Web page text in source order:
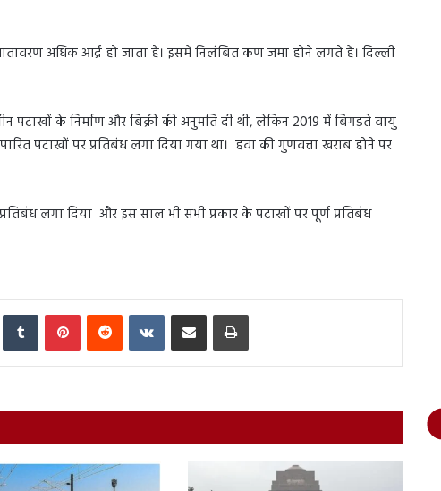
अधिक आर्द्र हो जाता है। इसमें निलंबित कण जमा होने लगते हैं। दिल्ली
पटाखों के निर्माण और बिक्री की अनुमति दी थी, लेकिन 2019 में बिगड़ते वायु
पटाखों पर प्रतिबंध लगा दिया गया था। हवा की गुणवत्ता खराब होने पर
लगा दिया और इस साल भी सभी प्रकार के पटाखों पर पूर्ण प्रतिबंध
Tumblr PinterestReddit VKontakteShare via Email Print